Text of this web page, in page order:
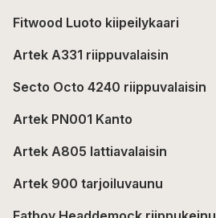
Fitwood Luoto kiipeilykaari
Artek A331 riippuvalaisin
Secto Octo 4240 riippuvalaisin
Artek PN001 Kanto
Artek A805 lattiavalaisin
Artek 900 tarjoiluvaunu